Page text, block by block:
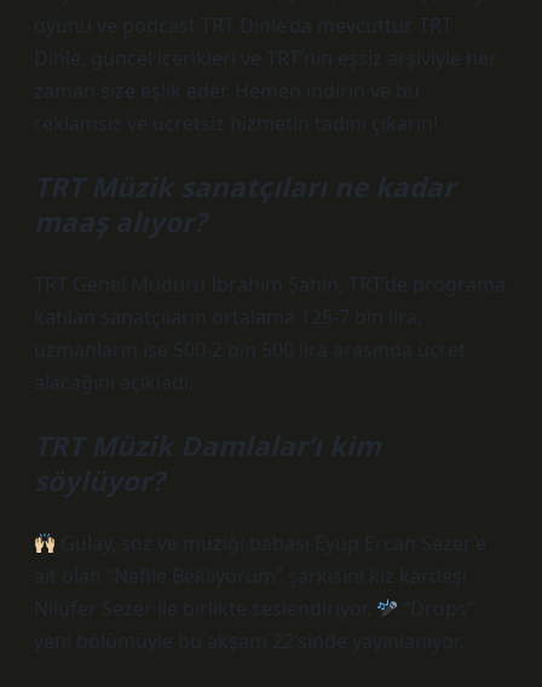
oyunu ve podcast TRT Dinle’da mevcuttur. TRT
Dinle, güncel içerikleri ve TRT’nin eşsiz arşiviyle her
zaman size eşlik eder. Hemen indirin ve bu
reklamsız ve ücretsiz hizmetin tadını çıkarın!
TRT Müzik sanatçıları ne kadar
maaş alıyor?
TRT Genel Müdürü İbrahim Şahin, TRT’de programa
katılan sanatçıların ortalama 125-7 bin lira,
uzmanların ise 500-2 bin 500 lira arasında ücret
alacağını açıkladı.
TRT Müzik Damlalar’ı kim
söylüyor?
Gülay, söz ve müziği babası Eyüp Ercan Sezer’e
ait olan “Nafile Bekliyorum” şarkısını kız kardeşi
Nilüfer Sezer ile birlikte seslendiriyor.
“Drops”
yeni bölümüyle bu akşam 22’sinde yayınlanıyor.